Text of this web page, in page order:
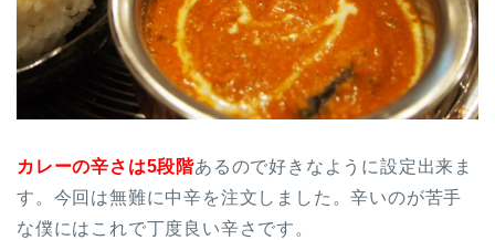
カレーの辛さは5段階あるので好きなように設定出来ま
す。今回は無難に中辛を注文しました。辛いのが苦手
な僕にはこれで丁度良い辛さです。